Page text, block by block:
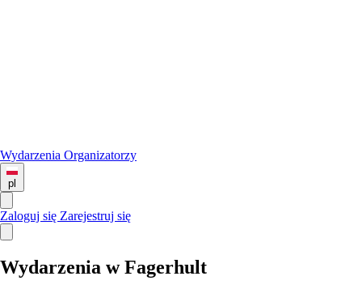
Wydarzenia Organizatorzy
pl
Zaloguj się Zarejestruj się
Wydarzenia w Fagerhult